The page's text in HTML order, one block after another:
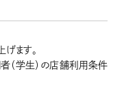
ます。
（学生）の店舗利用条件